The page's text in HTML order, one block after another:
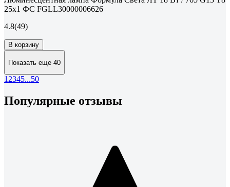
25x1 ФС FGLL30000006626
4.8(49)
В корзину
Показать еще 40
1 2345...50
Популярные отзывы